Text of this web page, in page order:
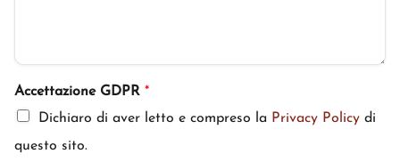
Accettazione GDPR *
Dichiaro di aver letto e compreso la Privacy Policy di
questo sito.